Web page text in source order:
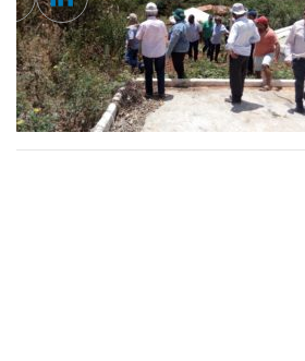
Twitter
Linkedin